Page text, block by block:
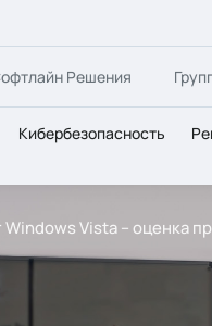
Решения
Кибербезопасность
Vista – оценка